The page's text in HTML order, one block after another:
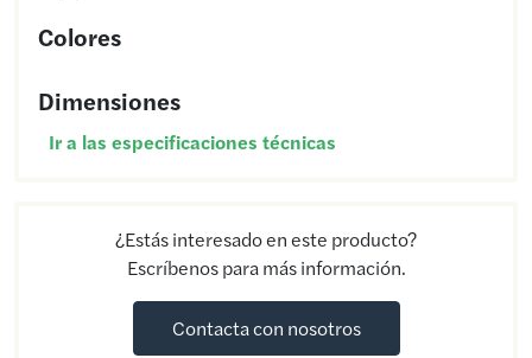
Colores
Dimensiones
Ir a las especificaciones técnicas
¿Estás interesado en este producto?
Escríbenos para más información.
Contacta con nosotros